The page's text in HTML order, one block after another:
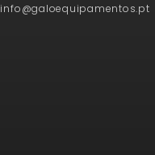
info@galoequipamentos.pt